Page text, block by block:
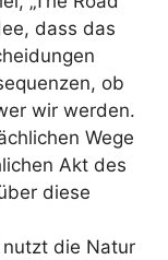
dass das
ob
wir werden.
Wege
Akt des
diese
nutzt die Natur